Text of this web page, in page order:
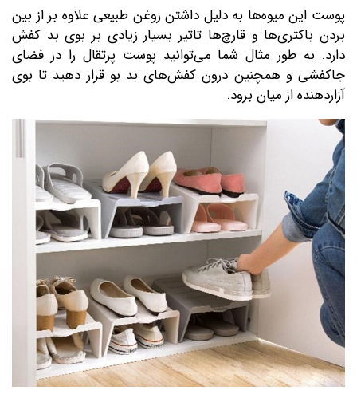
پوست این میوه‌ها به دلیل داشتن روغن طبیعی علاوه بر از بین
بردن باکتری‌ها و قارچ‌ها تاثیر بسیار زیادی بر بوی بد کفش
دارد. به طور مثال شما می‌توانید پوست پرتقال را در فضای
جاکفشی و همچنین درون کفش‌های بد بو قرار دهید تا بوی
آزاردهنده از میان برود.